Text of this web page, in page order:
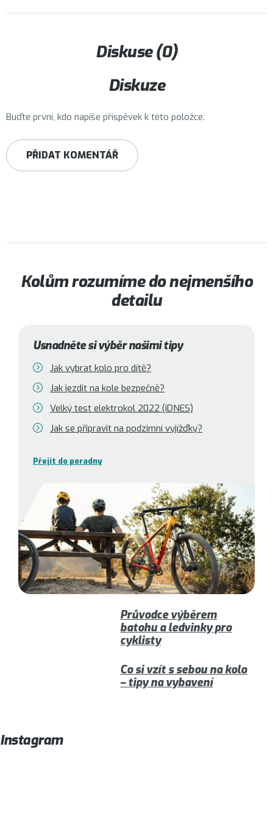
Diskuse (0)
Diskuze
Buďte první, kdo napíše příspěvek k této položce.
PŘIDAT KOMENTÁŘ
Kolům rozumíme do nejmenšího
detailu
Usnadněte si výběr našimi tipy
Jak vybrat kolo pro dítě?
Jak jezdit na kole bezpečně?
Velký test elektrokol 2022 (iDNES)
Jak se připravit na podzimní vyjížďky?
Přejít do poradny
Průvodce výběrem
batohu a ledvinky pro
cyklisty
Co si vzít s sebou na kolo
– tipy na vybavení
Instagram